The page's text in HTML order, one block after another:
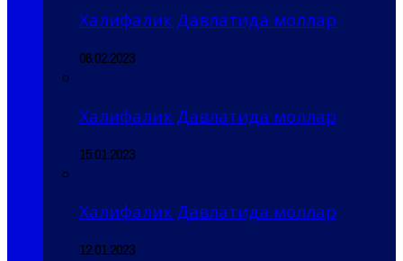
Халифалик Давлатида моллар
06.02.2023
Халифалик Давлатида моллар
15.01.2023
Халифалик Давлатида моллар
12.01.2023